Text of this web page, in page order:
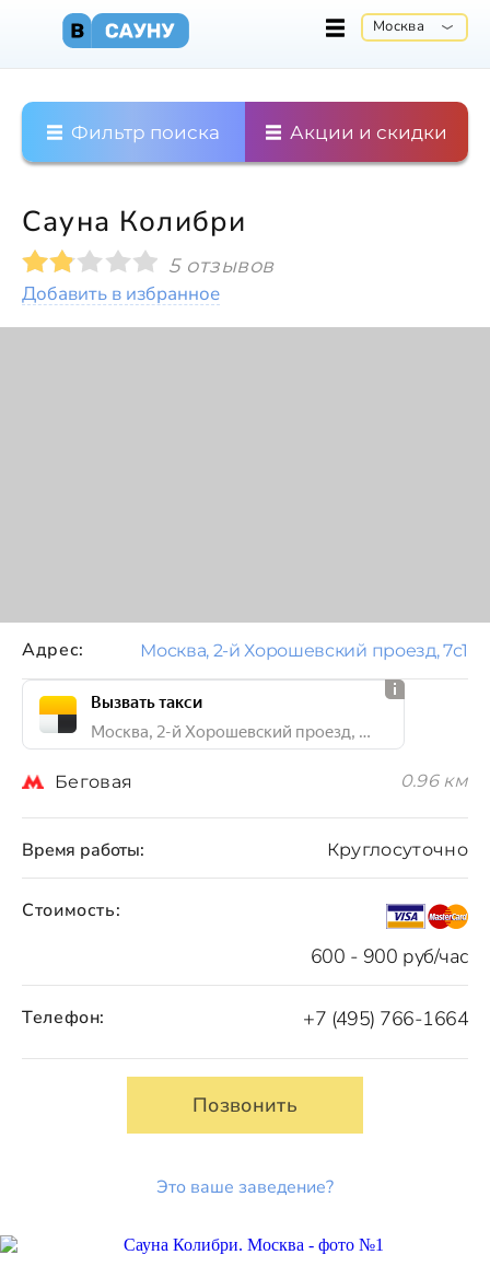
Москва
Фильтр поиска Акции и скидки
Сауна Колибри
5 отзывов
Добавить в избранное
Стоимость:
600 - 900 руб/час
Время работы: Круглосуточно
Телефон: +7 (495) 766-1664
Позвонить
Это ваше заведение?
Адрес: Москва, 2-й Хорошевский проезд, 7с1
Вызвать такси
Москва, 2-й Хорошевский проезд, 7с1
Беговая 0.96 км